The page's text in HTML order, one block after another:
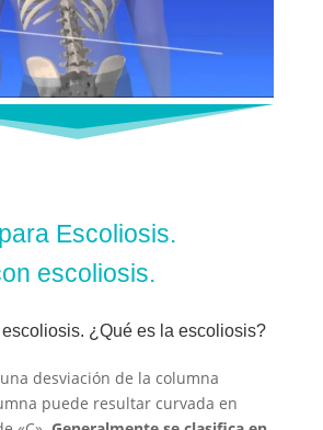
Escoliosis.
escoliosis.
¿Qué es la escoliosis?
desviación de la columna
puede resultar curvada en